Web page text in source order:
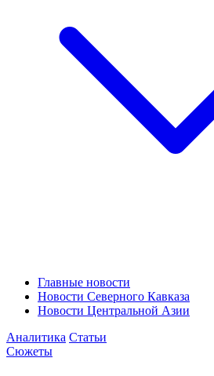
Главные новости
Новости Северного Кавказа
Новости Центральной Азии
Аналитика Статьи
Сюжеты